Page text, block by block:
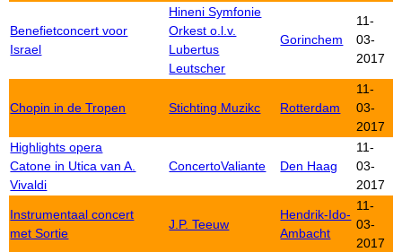
Benefietconcert voor
Israel
Hineni Symfonie
Orkest o.l.v.
Lubertus
Leutscher
Gorinchem
11-
03-
2017
Chopin in de Tropen Stichting Muzikc Rotterdam
11-
03-
2017
Highlights opera
Catone in Utica van A.
Vivaldi
ConcertoValiante Den Haag
11-
03-
2017
Instrumentaal concert
met Sortie
J.P. Teeuw
Hendrik-Ido-
Ambacht
11-
03-
2017